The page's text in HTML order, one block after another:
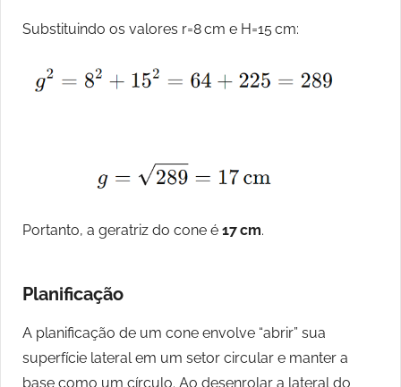
Substituindo os valores r=8 cm e H=15 cm:
Portanto, a geratriz do cone é 17 cm.
Planificação
A planificação de um cone envolve “abrir” sua
superfície lateral em um setor circular e manter a
base como um círculo. Ao desenrolar a lateral do